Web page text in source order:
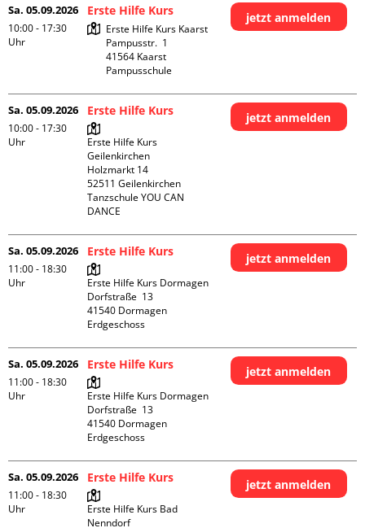
Sa. 05.09.2026
10:00 - 17:30
Uhr
Erste Hilfe Kurs
Erste Hilfe Kurs Kaarst
Pampusstr.  1
41564 Kaarst
Pampusschule
jetzt anmelden
Sa. 05.09.2026
10:00 - 17:30
Uhr
Erste Hilfe Kurs
Erste Hilfe Kurs
Geilenkirchen
Holzmarkt 14
52511 Geilenkirchen
Tanzschule YOU CAN
DANCE
jetzt anmelden
Sa. 05.09.2026
11:00 - 18:30
Uhr
Erste Hilfe Kurs
Erste Hilfe Kurs Dormagen
Dorfstraße  13
41540 Dormagen
Erdgeschoss
jetzt anmelden
Sa. 05.09.2026
11:00 - 18:30
Uhr
Erste Hilfe Kurs
Erste Hilfe Kurs Dormagen
Dorfstraße  13
41540 Dormagen
Erdgeschoss
jetzt anmelden
Sa. 05.09.2026
11:00 - 18:30
Uhr
Erste Hilfe Kurs
Erste Hilfe Kurs Bad
Nenndorf
jetzt anmelden